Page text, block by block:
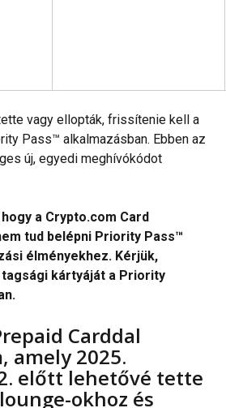
vagy ellopták, frissítenie kell a
Pass™ alkalmazásban. Ebben az
új, egyedi meghívókódot
a Crypto.com Card
tud belépni Priority Pass™
élményekhez. Kérjük,
tagsági kártyáját a Priority
Carddal
amely 2025.
előtt lehetővé tette
okhoz és